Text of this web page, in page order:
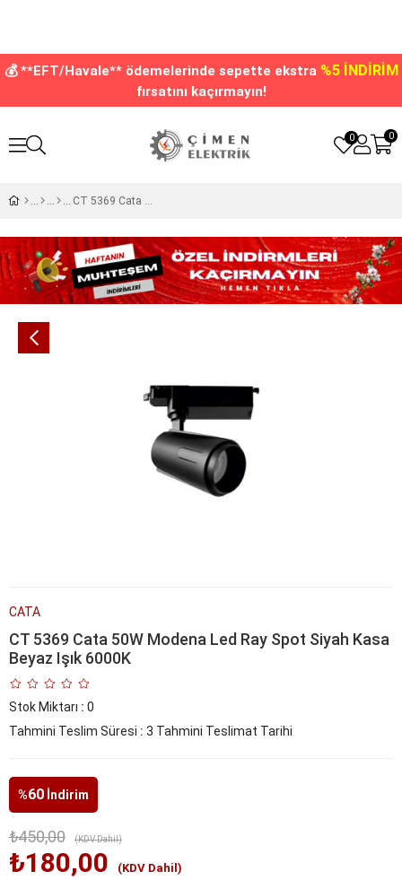
💰 **EFT/Havale** ödemelerinde sepette ekstra %5 İNDİRİM
fırsatını kaçırmayın!
0
0
CT 5369 Cata 50W Modena Led Ray Spot Siyah Kasa Beyaz Işık 6000K
CATA
CT 5369 Cata 50W Modena Led Ray Spot Siyah Kasa
Beyaz Işık 6000K
Stok Miktarı : 0
Tahmini Teslim Süresi : 3 Tahmini Teslimat Tarihi
%60 İndirim
₺450,00 (KDV Dahil)
₺180,00 (KDV Dahil)